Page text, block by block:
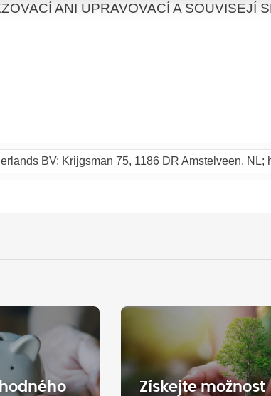
ANI UPRAVOVACÍ A SOUVISEJÍ
BV; Krijgsman 75, 1186 DR Amstelveen, NL;
Získejte možnost